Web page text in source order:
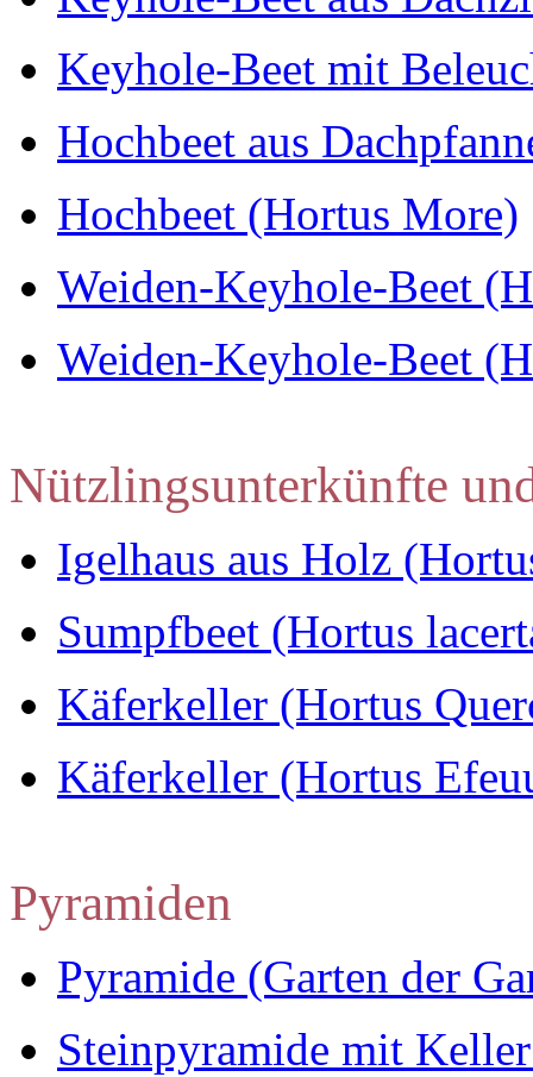
Keyhole-Beet mit
Hochbeet aus
Hochbeet (Hortus More)
Weiden-Keyhole-Beet
Weiden-Keyhole-Beet
Nützlingsunterkünfte
Igelhaus aus Holz
Sumpfbeet (Hortus
Käferkeller (Hortus
Käferkeller (Hortus
Pyramiden
Pyramide (Garten der
Steinpyramide mit